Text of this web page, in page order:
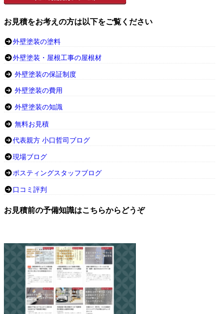
お見積をお考えの方は以下をご覧ください
外壁塗装の塗料
外壁塗装・屋根工事の屋根材
外壁塗装の保証制度
外壁塗装の費用
外壁塗装の知識
無料お見積
代表親方 小口哲司ブログ
現場ブログ
ポスティングスタッフブログ
口コミ評判
お見積前の予備知識はこちらからどうぞ